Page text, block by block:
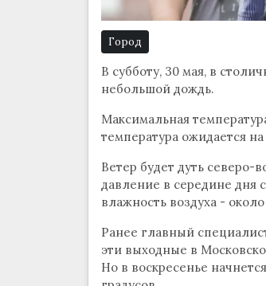
Город
В субботу, 30 мая, в
небольшой дождь.
Максимальная
температура ожидается на
Ветер будет дуть северо-
давление в середине дня
влажность воздуха -
Ранее главный
эти выходные в
Но в воскресенье